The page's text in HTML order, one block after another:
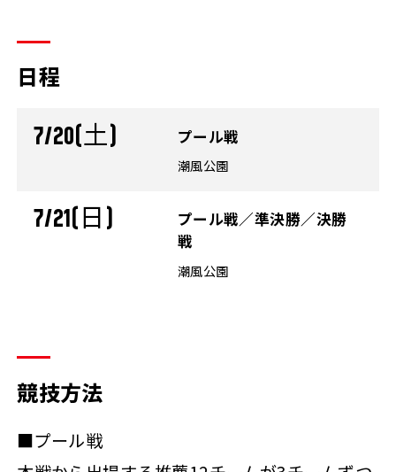
日程
7/20(土) プール戦
潮風公園
7/21(日)
プール戦／準決勝／決勝
戦
潮風公園
競技方法
■プール戦